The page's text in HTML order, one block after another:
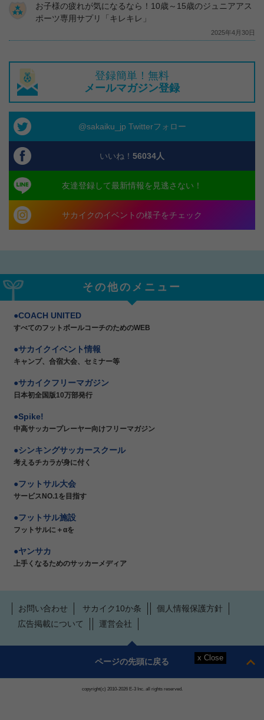
お子様の疲れが気になるなら！10歳～15歳のジュニアアス
ポーツ専用サプリ「キレキレ」
2025年4月30日
登録簡単！無料
メールマガジン登録
@sakaiku_jp Twitterフォロー
いいね！ 56034人
友達登録して最新情報を見逃さない！
サカイクのイベントの様子をチェック
その他のメニュー
COACH UNITED
すべてのフットボールコーチのためのWEB
サカイクイベント情報
キャンプ、合宿大会、セミナー等
サカイクフリーマガジン
日本初全国版10万部発行
Spike!
中高サッカープレーヤー向けフリーマガジン
シンキングサッカースクール
考えるチカラが身に付く
フットサル大会
サービスNO.1を目指す
フットサル施設
フットサルに＋αを
ヤンサカ
上手くなるためのサッカーメディア
お問い合わせ サカイク10か条
個人情報保護方針
広告掲載について
運営会社
ページの先頭に戻る
copyright(c) 2010-2026 E-3 Inc. all rights reserved.